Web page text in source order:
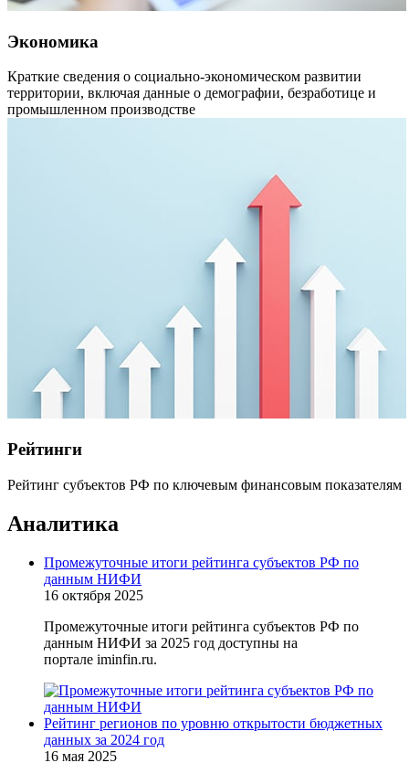
Экономика
Краткие сведения о социально-экономическом развитии
территории, включая данные о демографии, безработице и
промышленном производстве
Рейтинги
Рейтинг субъектов РФ по ключевым финансовым показателям
Аналитика
Промежуточные итоги рейтинга субъектов РФ по
данным НИФИ
16 октября 2025
Промежуточные итоги рейтинга субъектов РФ по
данным НИФИ за 2025 год доступны на
портале iminfin.ru.
Рейтинг регионов по уровню открытости бюджетных
данных за 2024 год
16 мая 2025